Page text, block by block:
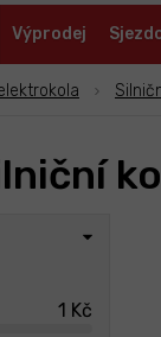
Výprodej
1 Kč